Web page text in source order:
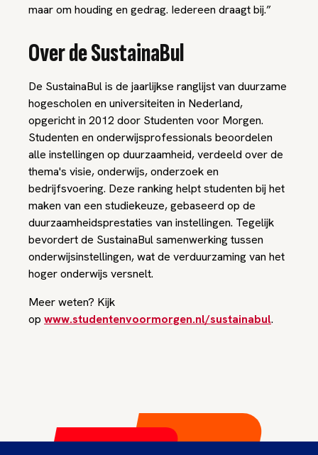
maar om houding en gedrag. Iedereen draagt bij.”
Over de SustainaBul
De SustainaBul is de jaarlijkse ranglijst van duurzame
hogescholen en universiteiten in Nederland,
opgericht in 2012 door Studenten voor Morgen.
Studenten en onderwijsprofessionals beoordelen
alle instellingen op duurzaamheid, verdeeld over de
thema's visie, onderwijs, onderzoek en
bedrijfsvoering. Deze ranking helpt studenten bij het
maken van een studiekeuze, gebaseerd op de
duurzaamheidsprestaties van instellingen. Tegelijk
bevordert de SustainaBul samenwerking tussen
onderwijsinstellingen, wat de verduurzaming van het
hoger onderwijs versnelt.
Meer weten? Kijk
op www.studentenvoormorgen.nl/sustainabul.